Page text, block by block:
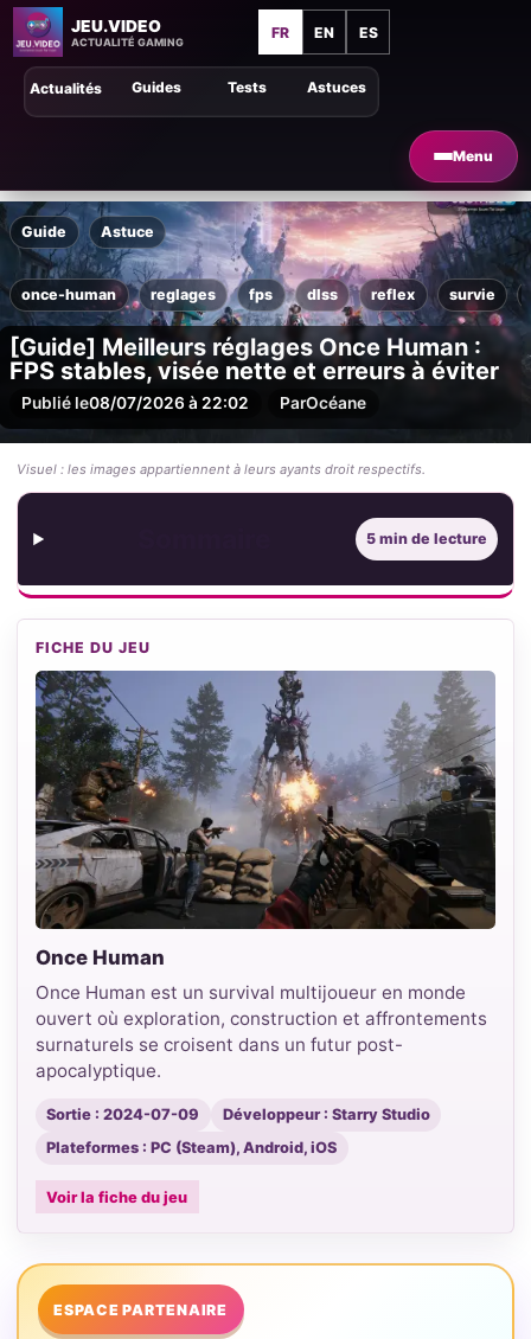
JEU.VIDEO
ACTUALITÉ GAMING
FR EN ES
Menu
Astuces
Guides Tests
Actualités
Guide Astuce
once-human reglages fps dlss reflex survie
[Guide] Meilleurs réglages Once Human :
FPS stables, visée nette et erreurs à éviter
Publié le08/07/2026 à 22:02 ParOcéane
Visuel : les images appartiennent à leurs ayants droit respectifs.
5 min de lecture
FICHE DU JEU
Once Human
Once Human est un survival multijoueur en monde
ouvert où exploration, construction et affrontements
surnaturels se croisent dans un futur post-
apocalyptique.
Sortie : 2024-07-09
Développeur : Starry Studio
Plateformes : PC (Steam), Android, iOS
Voir la fiche du jeu
ESPACE PARTENAIRE